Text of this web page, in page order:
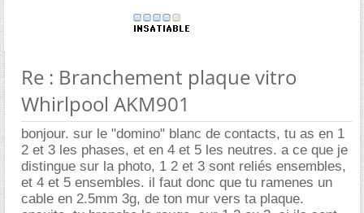
Re : Branchement plaque vitro
Whirlpool AKM901
bonjour. sur le "domino" blanc de contacts, tu as en 1
2 et 3 les phases, et en 4 et 5 les neutres. a ce que je
distingue sur la photo, 1 2 et 3 sont reliés ensembles,
et 4 et 5 ensembles. il faut donc que tu ramenes un
cable en 2.5mm 3g, de ton mur vers ta plaque.